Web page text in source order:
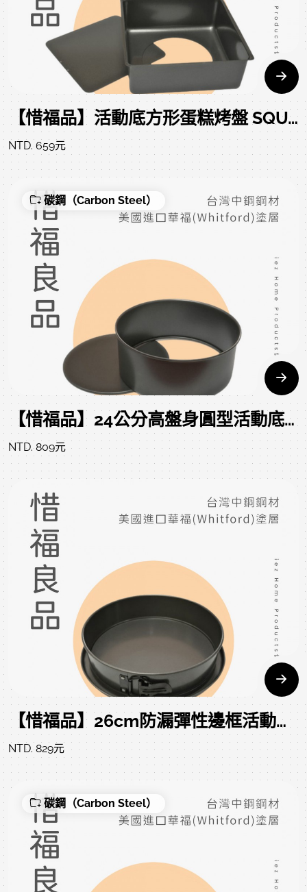
【惜福品】活動底方形蛋糕烤盤 SQUARE CAKE PAN LB 21.8*21.8*8.1 CM
NTD. 659元
碳鋼（Carbon Steel）
【惜福品】24公分高盤身圓型活動底烤盤(9吋) ROUND CAKE PAN LB 24*9.8 CM
NTD. 809元
【惜福品】26cm防漏彈性邊框活動模（10吋）LEAKPROOF SPRINGFORM 29*CM
NTD. 829元
碳鋼（Carbon Steel）